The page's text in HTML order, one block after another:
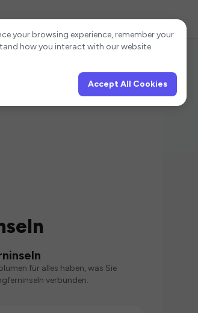
für alles haben, was Sie
verbunden.
your browsing experience, remember your
how you interact with our website.
Accept All Cookies